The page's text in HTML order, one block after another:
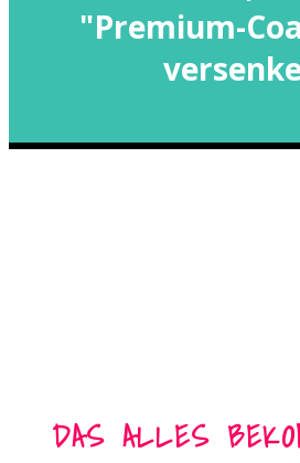
"Premium-
DAS ALLES